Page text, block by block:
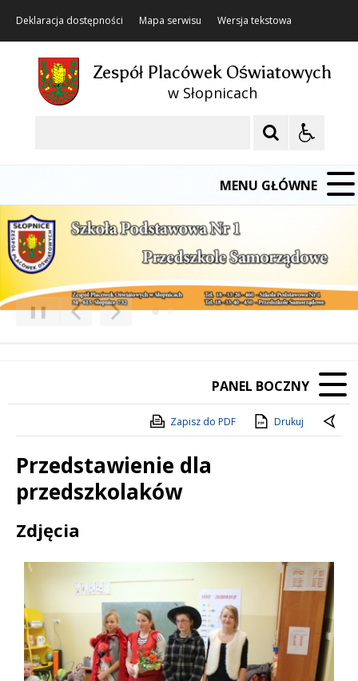
Deklaracja dostępności Mapa serwisu Wersja tekstowa
Zespół Placówek Oświatowych
w Słopnicach
MENU GŁÓWNE
Poprzedni Element
Następny Element
❚❚
PANEL BOCZNY
Zapisz do PDF Drukuj
Przedstawienie dla
przedszkolaków
Treść
Zdjęcia